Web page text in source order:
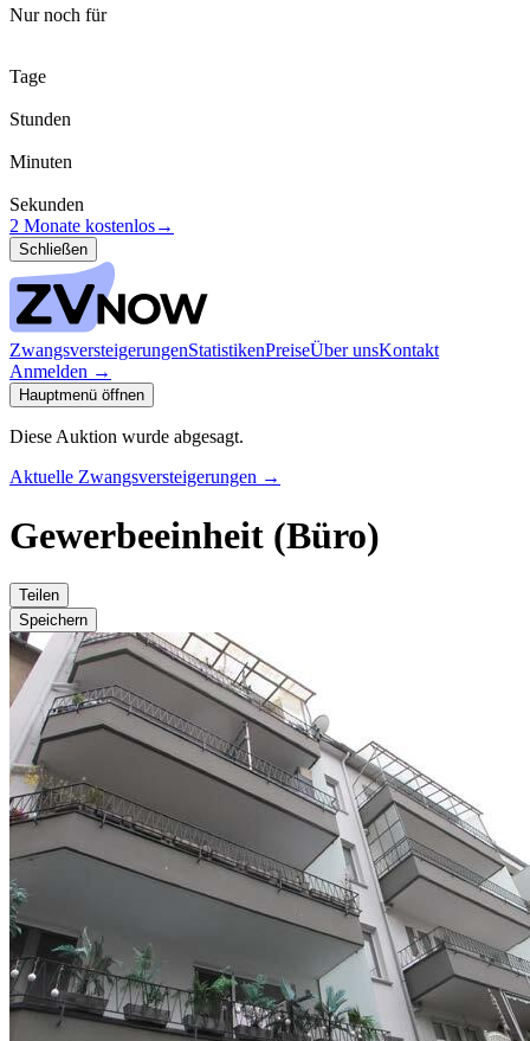
Nur noch für
Tage
Stunden
Minuten
Sekunden
2 Monate kostenlos→
Schließen
ZwangsversteigerungenStatistikenPreiseÜber unsKontakt
Anmelden →
Hauptmenü öffnen
Diese Auktion wurde abgesagt.
Aktuelle Zwangsversteigerungen →
Gewerbeeinheit (Büro)
Teilen
Speichern